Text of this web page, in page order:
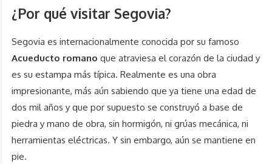
¿Por qué visitar Segovia?
Segovia es internacionalmente conocida por su famoso
Acueducto romano que atraviesa el corazón de la ciudad y
es su estampa más típica. Realmente es una obra
impresionante, más aún sabiendo que ya tiene una edad de
dos mil años y que por supuesto se construyó a base de
piedra y mano de obra, sin hormigón, ni grúas mecánica, ni
herramientas eléctricas. Y sin embargo, aún se mantiene en
pie.